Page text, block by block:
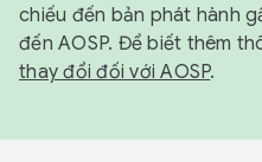
chiếu đến bản phát hành
đến AOSP. Để biết thêm
thay đổi đối với AOSP.